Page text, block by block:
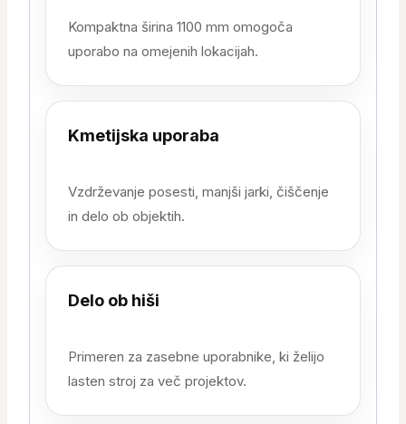
Kompaktna širina 1100 mm omogoča
uporabo na omejenih lokacijah.
Kmetijska uporaba
Vzdrževanje posesti, manjši jarki, čiščenje
in delo ob objektih.
Delo ob hiši
Primeren za zasebne uporabnike, ki želijo
lasten stroj za več projektov.